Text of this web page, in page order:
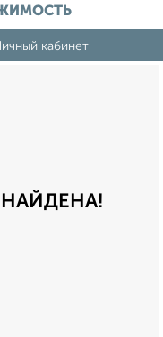
кабинет